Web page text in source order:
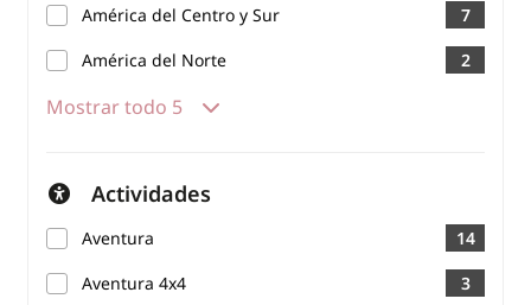
América del Centro y Sur
7
América del Norte
2
Mostrar todo 5
Actividades
Aventura
14
Aventura 4x4
3